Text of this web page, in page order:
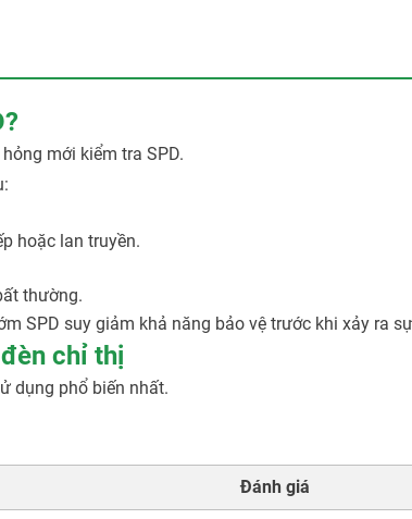
mới kiểm tra SPD.
hoặc lan truyền.
thường.
SPD suy giảm khả năng bảo vệ trước khi xảy ra
chỉ thị
dụng phổ biến nhất.
Đánh giá